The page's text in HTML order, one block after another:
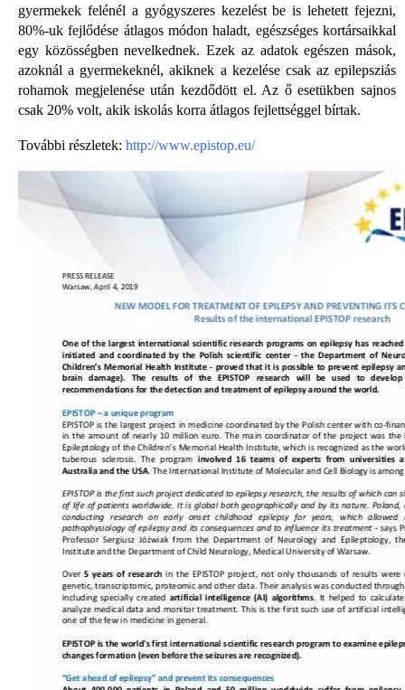
gyermekek felénél a gyógyszeres kezelést be is lehetett fejezni,
80%-uk fejlődése átlagos módon haladt, egészséges kortársaikkal
egy közösségben nevelkednek. Ezek az adatok egészen mások,
azoknál a gyermekeknél, akiknek a kezelése csak az epilepsziás
rohamok megjelenése után kezdődött el. Az ő esetükben sajnos
csak 20% volt, akik iskolás korra átlagos fejlettséggel bírtak.
További részletek: http://www.epistop.eu/